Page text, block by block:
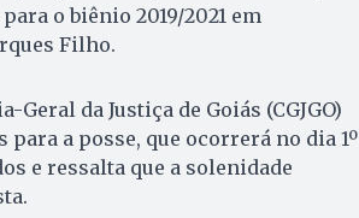
o biênio 2019/2021 em
Filho.
da Justiça de Goiás (CGJGO)
a posse, que ocorrerá no dia 1º
e ressalta que a solenidade